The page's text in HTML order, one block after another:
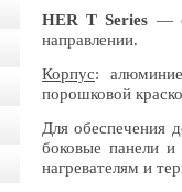
HER T Series —
направлении.
Корпус:
порошковой
Для обеспечения
боковые панели
нагревателям и